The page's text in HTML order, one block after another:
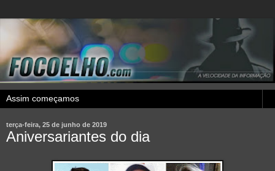
terça-feira, 25 de junho de 2019
Aniversariantes do dia